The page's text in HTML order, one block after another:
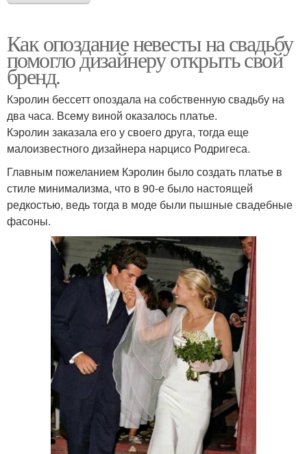
Как опоздание невесты на свадьбу
помогло дизайнеру открыть свой
бренд.
Кэролин бессетт опоздала на собственную свадьбу на
два часа. Всему виной оказалось платье.
Кэролин заказала его у своего друга, тогда еще
малоизвестного дизайнера нарцисо Родригеса.
Главным пожеланием Кэролин было создать платье в
стиле минимализма, что в 90-е было настоящей
редкостью, ведь тогда в моде были пышные свадебные
фасоны.